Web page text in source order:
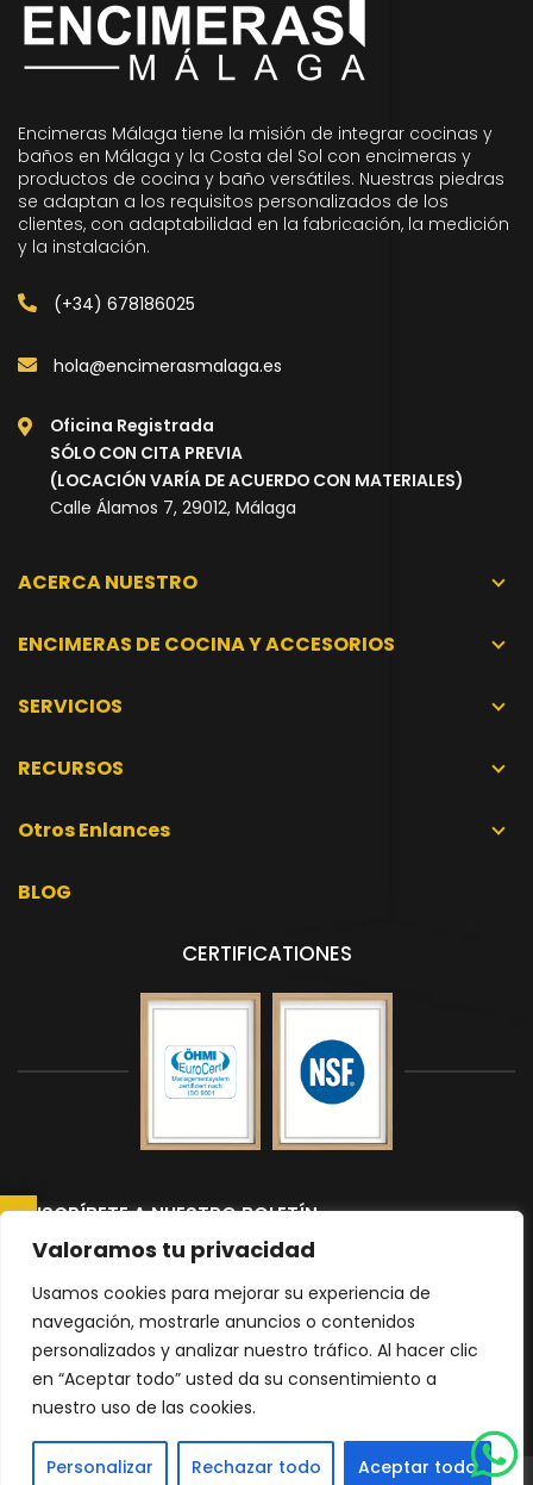
Valoramos tu privacidad
Usamos cookies para mejorar su experiencia de
navegación, mostrarle anuncios o contenidos
personalizados y analizar nuestro tráfico. Al hacer clic
en “Aceptar todo” usted da su consentimiento a
nuestro uso de las cookies.
Personalizar Rechazar todo Aceptar todo
Encimeras Málaga tiene la misión de integrar cocinas y
baños en Málaga y la Costa del Sol con encimeras y
productos de cocina y baño versátiles. Nuestras piedras
se adaptan a los requisitos personalizados de los
clientes, con adaptabilidad en la fabricación, la medición
y la instalación.
(+34) 678186025
hola@encimerasmalaga.es
Oficina Registrada
SÓLO CON CITA PREVIA
(LOCACIÓN VARÍA DE ACUERDO CON MATERIALES)
Calle Álamos 7, 29012, Málaga
ACERCA NUESTRO
ENCIMERAS DE COCINA Y ACCESORIOS
SERVICIOS
RECURSOS
Otros Enlances
BLOG
CERTIFICATIONES
SUSCRÍBETE A NUESTRO BOLETÍN
Suscríbete a nuestro boletín para recibir las últimas noticias y
Please
leave
this
field
Política de Privacidad